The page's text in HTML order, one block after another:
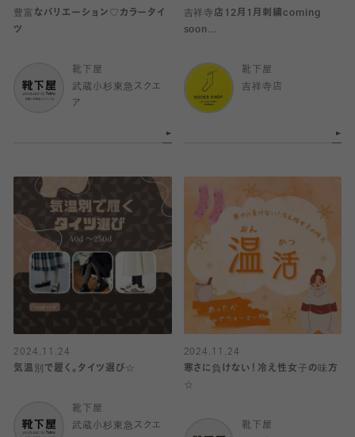
豊富なバリエーション♡カラータイ
ツ
靴下屋
武蔵小杉東急スクエ
ア
吉祥寺店12月1月刺繍coming
soon…
靴下屋
吉祥寺店
2024.11.24
気温別で履く。タイツ選び☆
靴下屋
武蔵小杉東急スクエ
2024.11.24
寒さに負けない！冷え性女子の味方
☆
靴下屋